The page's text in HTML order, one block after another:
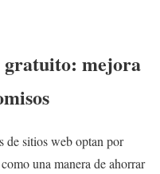
gratuito: mejora
de sitios web optan por
una manera de ahorrar